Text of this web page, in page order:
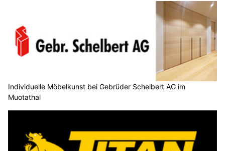
Individuelle Möbelkunst bei Gebrüder Schelbert AG im
Muotathal